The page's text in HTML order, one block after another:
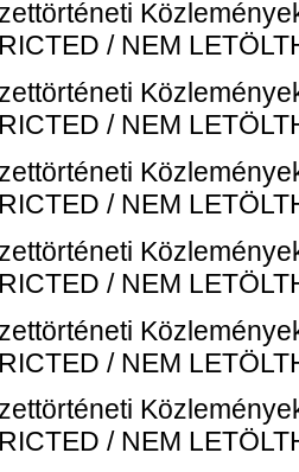
/ NEM
/ NEM
/ NEM
/ NEM
/ NEM
/ NEM